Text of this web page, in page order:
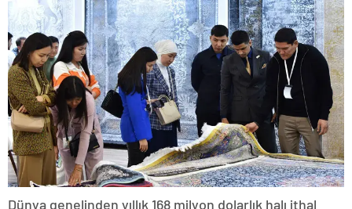
Dünya genelinden yıllık 168 milyon dolarlık halı ithal